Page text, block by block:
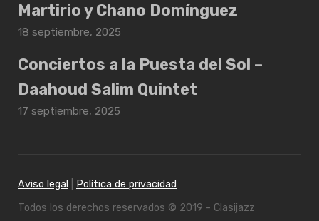
Martirio y Chano Domínguez
18 septiembre, 2025
Conciertos a la Puesta del Sol –
Daahoud Salim Quintet
17 septiembre, 2025
Aviso legal
Política de privacidad
Todos los derechos reservados © 2019 - Clasijazz